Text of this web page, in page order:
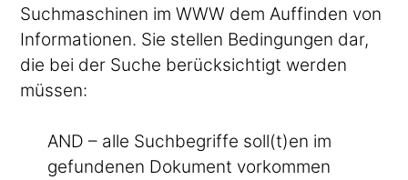
Suchmaschinen im WWW dem Auffinden von
Informationen. Sie stellen Bedingungen dar,
die bei der Suche berücksichtigt werden
müssen:
AND – alle Suchbegriffe soll(t)en im
gefundenen Dokument vorkommen